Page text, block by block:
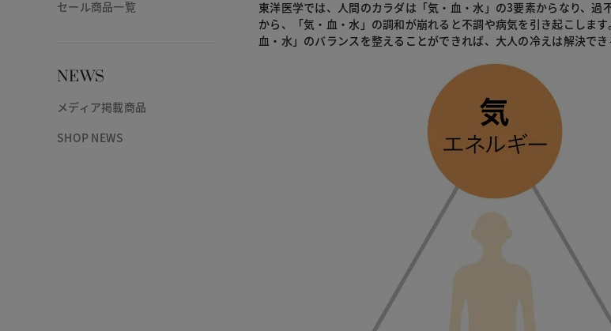
セール商品一覧
NEWS
メディア掲載商品
SHOP NEWS
東洋医学では、人間のカラダは「気・血・水」の3要素からなり、
から、「気・血・水」の調和が崩れると不調や病気を引き起こしま
血・水」のバランスを整えることができれば、大人の冷えは解決でき